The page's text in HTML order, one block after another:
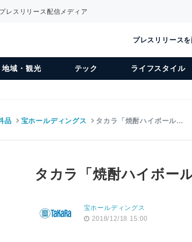
レスリリース配信メディア
プレスリリース
地域・観光 テック ライフスタイル
品 宝ホールディングス タカラ「焼酎ハイボール…
タカラ「焼酎ハイボー
宝ホールディングス
2018/12/18 15:00